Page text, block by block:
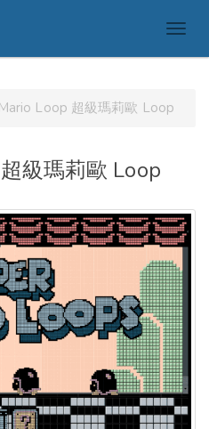
Loop 超級瑪莉歐 Loop
級瑪莉歐 Loop